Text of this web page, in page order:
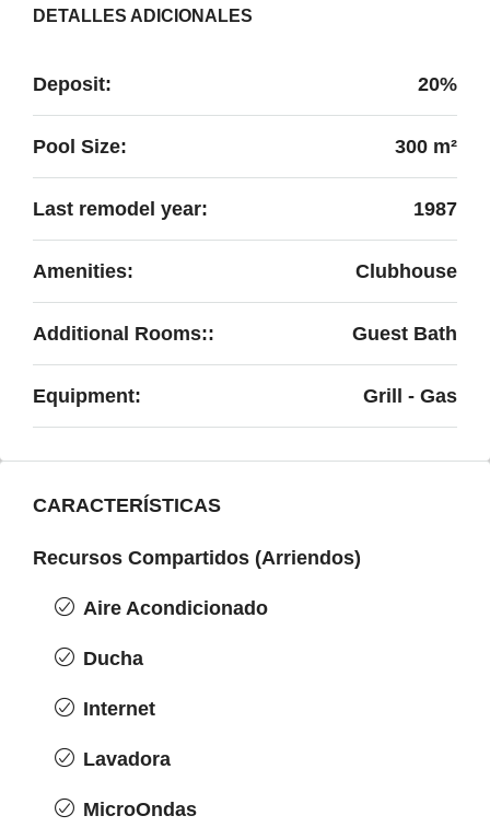
DETALLES ADICIONALES
Deposit: 20%
Pool Size: 300 m²
Last remodel year: 1987
Amenities: Clubhouse
Additional Rooms:: Guest Bath
Equipment: Grill - Gas
CARACTERÍSTICAS
Recursos Compartidos (Arriendos)
Aire Acondicionado
Ducha
Internet
Lavadora
MicroOndas